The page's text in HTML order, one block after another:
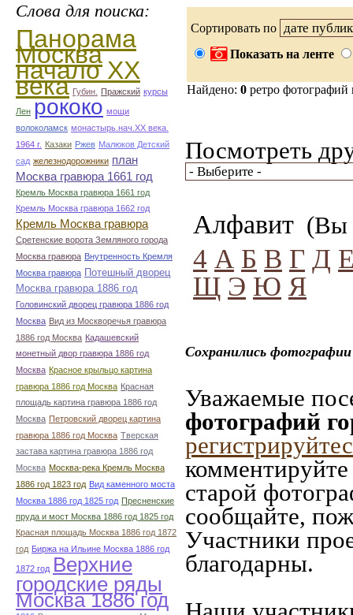
Слова для поиска:
Панорама
Москва
начало ХХ
века Губин. Пражский курсы
Лен рококо мощи
волоколамск монастырь.нач.ХХ века.
1964 г. Казаки Ржев Малюков Детский
сад железнодорожники план
Москва гравюра 1661 год
Кремль Москва гравюра 1661 год
Кремль Москва гравюра 1662 год
Кремль Москва гравюра
Сретенские ворота Земляного города
Москва гравюра Внутренность Кремля
Москва гравюра Потешный дворец
Москва гравюра 1886 год
Головинский дворец гравюра 1886 год
Москва Вид из Москворечья гравюра
1886 год Москва Кадашевский
монетный двор гравюра 1886 год
Москва Красное крыльцо картина
гравюра 1886 год Москва Красная
площадь картина гравюра 1886 год
Москва Петровский дворец картина
гравюра 1886 год Москва Тверская
застава картина гравюра 1886 год
Москва Москва-река Кремль Москва
1886 год 1823 год Вид каменного моста
Москва 1886 год 1825 год Пресненские
пруда и мост Москва 1886 год 1825 год
Красная площадь Москва 1886 год 1872
год Биржа на Ильине Москва 1886 год
1872 год Верхние
городские ряды
Москва 1886 год
Сортировать по
Показать на ленте
Найдено: 0 ретро
Посмотреть
Алфавит (Вы
4 А Б В Г Д
Щ Э Ю Я
Сохранились
Уважаемые
фотографий
старой
сообщайте,
Участники
благодарны.